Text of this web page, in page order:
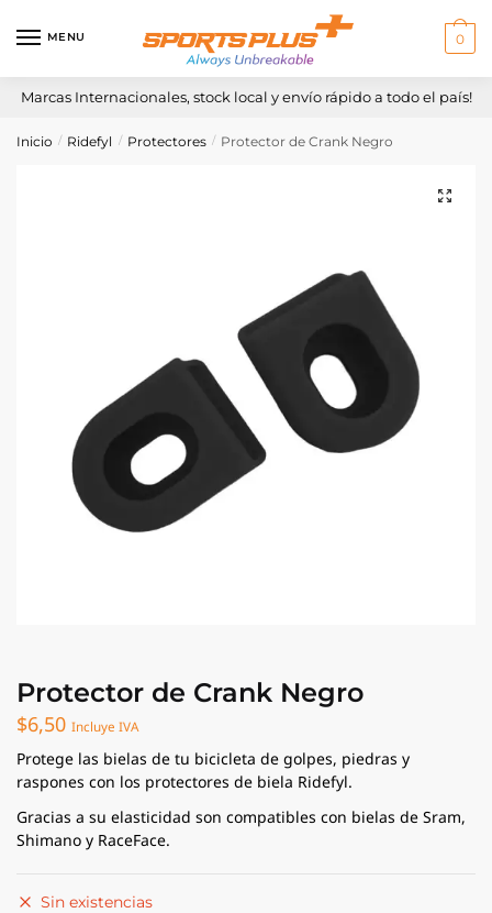
MENU 0
Marcas Internacionales, stock local y envío rápido a todo el país!
Inicio / Ridefyl / Protectores / Protector de Crank Negro
Protector de Crank Negro
$6,50 Incluye IVA
Protege las bielas de tu bicicleta de golpes, piedras y
raspones con los protectores de biela Ridefyl.
Gracias a su elasticidad son compatibles con bielas de Sram,
Shimano y RaceFace.
Sin existencias